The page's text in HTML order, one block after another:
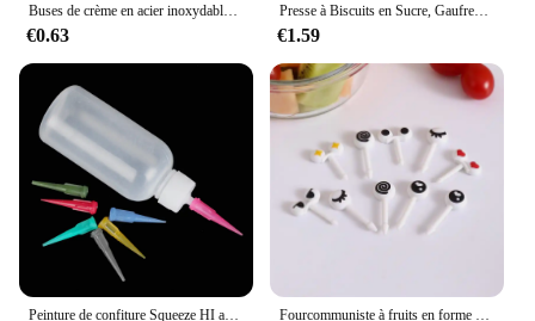
Buses de crème en acier inoxydable, pointe de tuyauterie de glaçage, bouffées de gâteau Chi, bouffée d'injection, outil de chef de manière spectaculaire, seringue de crème, 1PC
€0.63
Presse à Biscuits en Sucre, Gaufreur, Emporte-pièce, Moule à Gâteaux, Accessoires de Cuisson, Décor de Pâtisserie, DIY, 6 Pièces/Ensemble
€1.59